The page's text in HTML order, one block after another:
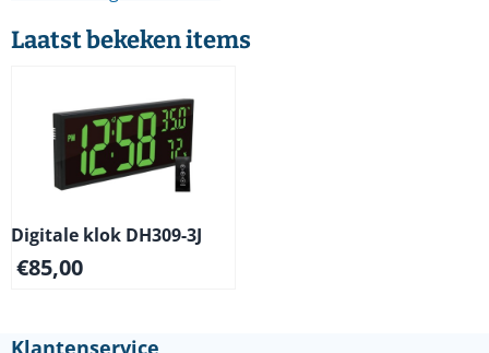
Laatst bekeken items
Digitale klok DH309-3J
€85,00
Klantenservice